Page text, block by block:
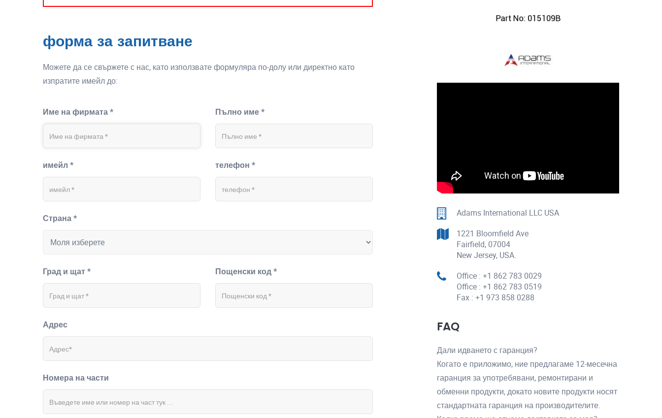
форма за запитване
Можете да се свържете с нас, като използвате формуляра по-долу или директно като
изпратите имейл до:
Име на фирмата * Пълно име *
имейл * телефон *
Страна *
Град и щат * Пощенски код *
Адрес
Номера на части
Adams International LLC USA
1221 Bloomfield Ave
Fairfield, 07004
New Jersey, USA.
Office : +1 862 783 0029
Office : +1 862 783 0519
Fax : +1 973 858 0288
FAQ
Дали идването с гаранция?
Когато е приложимо, ние предлагаме 12-месечна
гаранция за употребявани, ремонтирани и
обменни продукти, докато новите продукти носят
стандартната гаранция на производителите.